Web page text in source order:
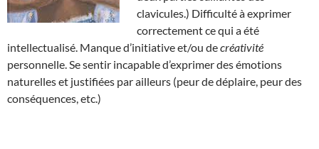
clavicules.) Difficulté à exprimer
correctement ce qui a été
intellectualisé. Manque d’initiative et/ou decréativité
personnelle. Se sentir incapable d’exprimer des émotions
naturelles et justifiées par ailleurs (peur de déplaire, peur des
conséquences, etc.)